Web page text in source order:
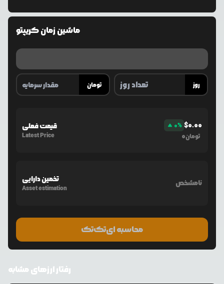
ماشین زمان کریپتو
تومان روز
قیمت فعلی
Latest Price
0% $0.00
0تومان
تخمین دارایی
Asset estimation
نامشخص
محاسبه ای‌تک‌تک
رفتار ارزهای مشابه